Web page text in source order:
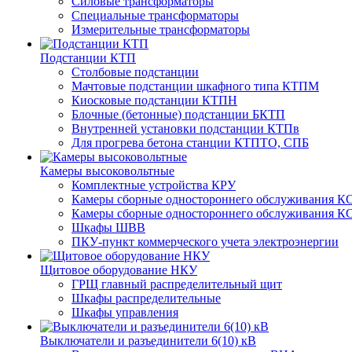
Специальные трансформаторы
Измерительные трансформаторы
Подстанции КТП
Столбовые подстанции
Мачтовые подстанции шкафного типа КТПМ
Киосковые подстанции КТПН
Блочные (бетонные) подстанции БКТП
Внутренней установки подстанции КТПв
Для прогрева бетона станции КТПТО, СПБ
Камеры высоковольтные
Комплектные устройства КРУ
Камеры сборные одностороннего обслуживания
Камеры сборные одностороннего обслуживания
Шкафы ШВВ
ПКУ-пункт коммерческого учета электроэнергии
Щитовое оборудование НКУ
ГРЩ главный распределительный щит
Шкафы распределительные
Шкафы управления
Выключатели и разъединители 6(10) кВ